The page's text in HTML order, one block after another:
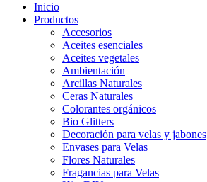
Inicio
Productos
Accesorios
Aceites esenciales
Aceites vegetales
Ambientación
Arcillas Naturales
Ceras Naturales
Colorantes orgánicos
Bio Glitters
Decoración para velas y jabones
Envases para Velas
Flores Naturales
Fragancias para Velas